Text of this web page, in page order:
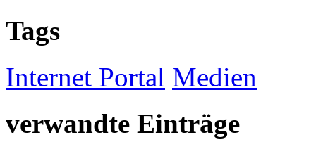
Tags
Internet Portal Medien
verwandte Einträge